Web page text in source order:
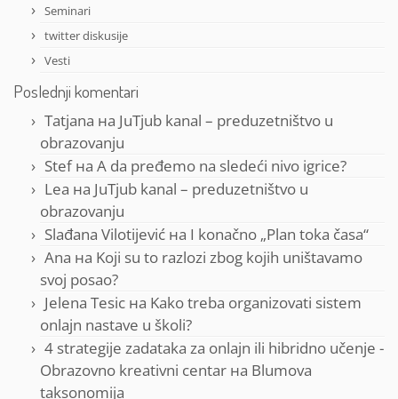
Seminari
twitter diskusije
Vesti
Poslednji komentari
Tatjana на JuTjub kanal – preduzetništvo u
obrazovanju
Stefна A da pređemo na sledeći nivo igrice?
Lea на JuTjub kanal – preduzetništvo u
obrazovanju
Slađana Vilotijević на I konačno „Plan toka časa“
Ana на Koji su to razlozi zbog kojih uništavamo
svoj posao?
Jelena Tesic на Kako treba organizovati sistem
onlajn nastave u školi?
4 strategije zadataka za onlajn ili hibridno učenje -
Obrazovno kreativni centar на Blumova
taksonomija